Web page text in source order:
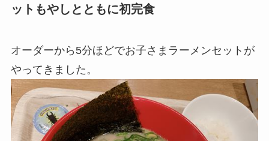
ットもやしとともに初完食
オーダーから5分ほどでお子さまラーメンセットが
やってきました。